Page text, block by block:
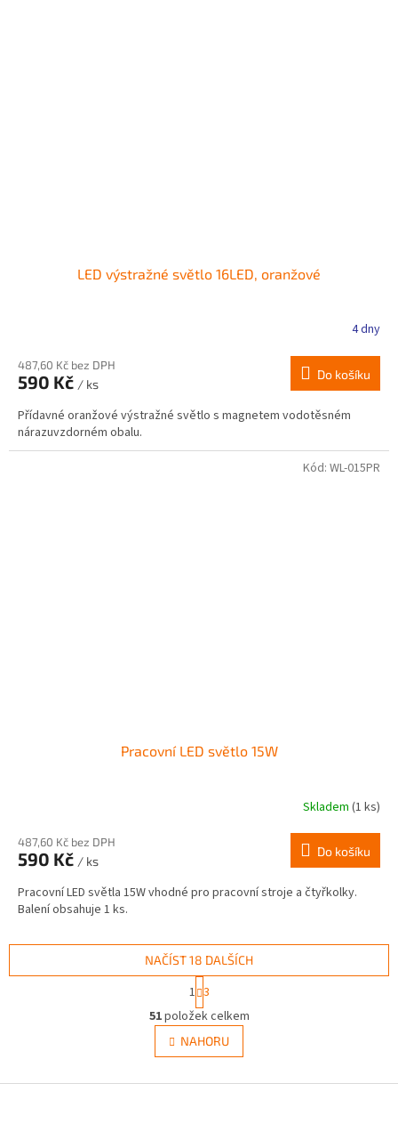
LED výstražné světlo 16LED, oranžové
4 dny
487,60 Kč bez DPH
590 Kč / ks
Do košíku
Přídavné oranžové výstražné světlo s magnetem vodotěsném
nárazuvzdorném obalu.
Pracovní LED světlo 15W
Skladem (1 ks)
487,60 Kč bez DPH
590 Kč / ks
Do košíku
Pracovní LED světla 15W vhodné pro pracovní stroje a čtyřkolky.
Balení obsahuje 1 ks.
Kód: WL-015PR
O
v
l
á
NAČÍST 18 DALŠÍCH
t
r
á
n
k
v
1 3
51položek celkem
NAHORU